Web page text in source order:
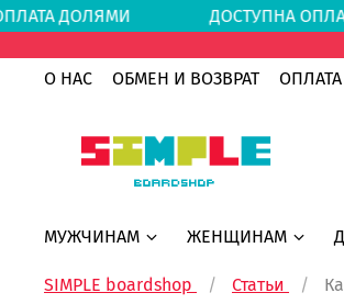
ДОЛЯМИ ДОСТУПНА
О НАС
ОБМЕН И ВОЗВРАТ
МУЖЧИНАМ ЖЕНЩИНАМ
SIMPLE boardshop Статьи